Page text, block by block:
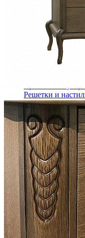
Деревянные
Кровати
Кровати
Кровати
Зеркала
Комоды
Кровати
Решетки и
Спальные
Тахта
Туалетные
Тумбы
Шкафы для
Антресоли
Полки и
Шкаф 1-
Шкафы 2-х
Шкафы 3-х
Шкафы 4-х
Шкафы 5-ти
Шкафы 6-ти
Шкафы
Шкафы